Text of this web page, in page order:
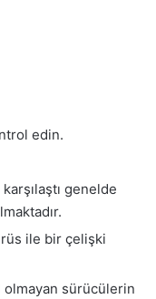
edin.
genelde
ile bir çelişki
sürücülerin